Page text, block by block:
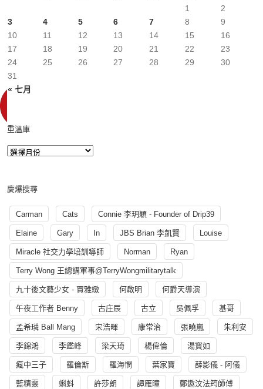
« 七月
1
2
3
4 5 6 7 8
9
10
11 12 13 14 15
16
17
18 19 20 21 22
23
24
25 26 27 28 29
30
31
重溫庫
慶爆搜尋
Carman Cats Connie 李玥穎 - Founder of Drip39
Elaine Gary In JBS Brian 李凱賢 Louise
Miracle 社交力學培訓導師 Norman Ryan
Terry Wong 王總講軍事@TerryWongmilitarytalk
九十後文藝少女 - 賈雅緻 何啟明 何爵天導演
午夜工作者 Benny 古庄辰 古立 吳佩孚 基哥
孟希璘 Ball Mang 宋浩暉 康常治 張曉嵐 朱利安
李錦鴻 李鑑峰 梁天琦 楊偉倫 湯寳如
瘋中三子 羅倫斯 羅海憫 葉家寶 薛影儀 - 阿儀
藍精靈 蝌蚪 許莎朗 譚雁瞳 鄭遨汶法筠師傅